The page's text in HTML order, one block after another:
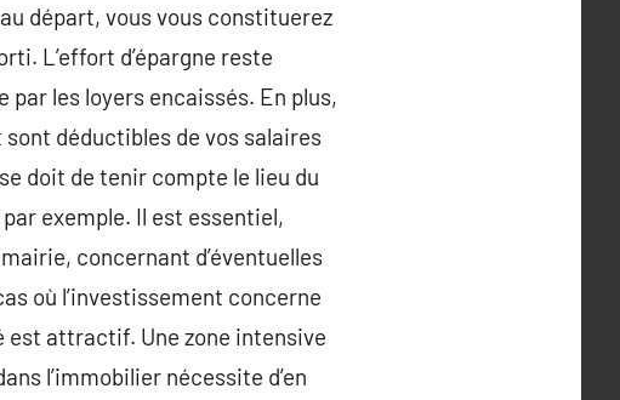
départ, vous vous constituerez
L’effort d’épargne reste
les loyers encaissés. En plus,
déductibles de vos salaires
doit de tenir compte le lieu du
exemple. Il est essentiel,
concernant d’éventuelles
où l’investissement concerne
est attractif. Une zone intensive
l’immobilier nécessite d’en